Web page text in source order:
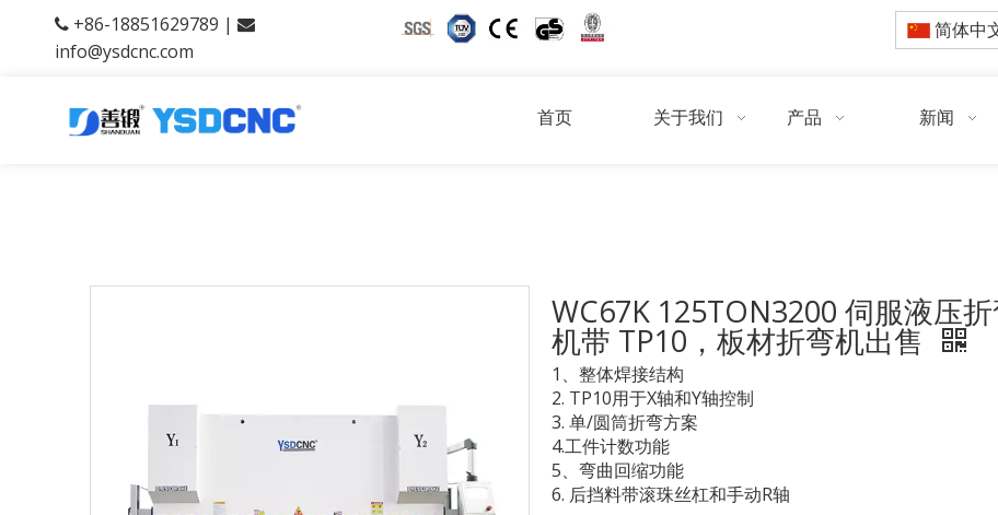
 +86-18851629789 | 
info@ysdcnc.com
简体中
首页 关于我们 产品 新闻
WC67K 125TON3200 伺服液压
机带 TP10，板材折弯机出售
1、整体焊接结构
2. TP10用于X轴和Y轴控制
3. 单/圆筒折弯方案
4.工件计数功能
5、弯曲回缩功能
6. 后挡料带滚珠丝杠和手动R轴